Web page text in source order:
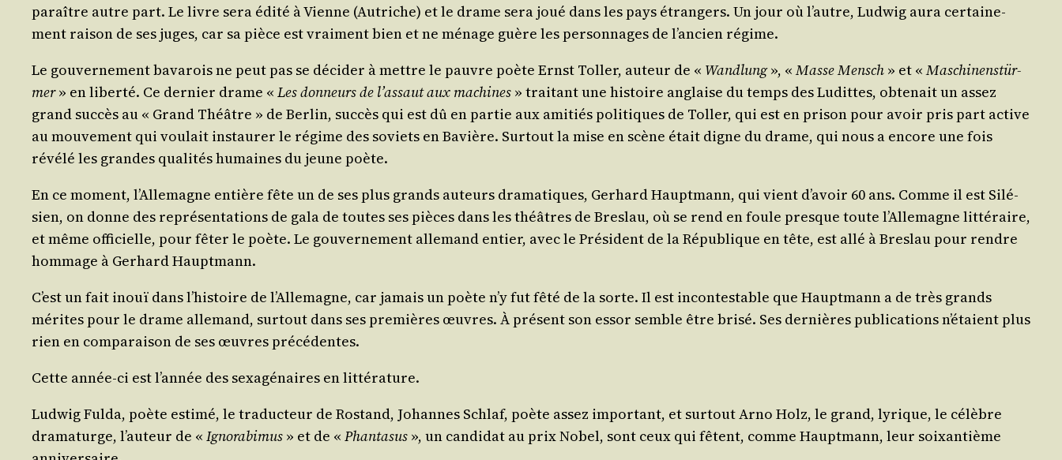
paraître autre part. Le livre sera édi­té à Vienne (Autriche) et le drame sera joué dans les pays étran­gers. Un jour où l’autre, Lud­wig aura cer­tai­ne­
ment rai­son de ses juges, car sa pièce est vrai­ment bien et ne ménage guère les per­son­nages de l’ancien régime.
Le gou­ver­ne­ment bava­rois ne peut pas se déci­der à mettre le pauvre poète Ernst Tol­ler, auteur de « Wand­lung», «Masse Mensch » et «Maschi­nenstür­
mer» en liber­té. Ce der­nier drame « Les don­neurs de l’assaut aux machines » trai­tant une his­toire anglaise du temps des Ludittes, obte­nait un assez
grand suc­cès au « Grand Théâtre » de Ber­lin, suc­cès qui est dû en par­tie aux ami­tiés poli­tiques de Tol­ler, qui est en pri­son pour avoir pris part active
au mou­ve­ment qui vou­lait ins­tau­rer le régime des soviets en Bavière. Sur­tout la mise en scène était digne du drame, qui nous a encore une fois
révé­lé les grandes qua­li­tés humaines du jeune poète.
En ce moment, l’Allemagne entière fête un de ses plus grands auteurs dra­ma­tiques, Gerhard Haupt­mann, qui vient d’avoir 60 ans. Comme il est Silé­
sien, on donne des repré­sen­ta­tions de gala de toutes ses pièces dans les théâtres de Bres­lau, où se rend en foule presque toute l’Allemagne lit­té­raire,
et même offi­cielle, pour fêter le poète. Le gou­ver­ne­ment alle­mand entier, avec le Pré­sident de la Répu­blique en tête, est allé à Bres­lau pour rendre
hom­mage à Gerhard Hauptmann.
C’est un fait inouï dans l’histoire de l’Allemagne, car jamais un poète n’y fut fêté de la sorte. Il est incon­tes­table que Haupt­mann a de très grands
mérites pour le drame alle­mand, sur­tout dans ses pre­mières œuvres. À pré­sent son essor semble être bri­sé. Ses der­nières publi­ca­tions n’étaient plus
rien en com­pa­rai­son de ses œuvres précédentes.
Cette année-ci est l’année des sexa­gé­naires en littérature.
Lud­wig Ful­da, poète esti­mé, le tra­duc­teur de Ros­tand, Johannes Schlaf, poète assez impor­tant, et sur­tout Arno Holz, le grand, lyrique, le célèbre
dra­ma­turge, l’auteur de « Igno­ra­bi­mus » et de « Phan­ta­sus », un can­di­dat au prix Nobel, sont ceux qui fêtent, comme Haupt­mann, leur soixan­tième